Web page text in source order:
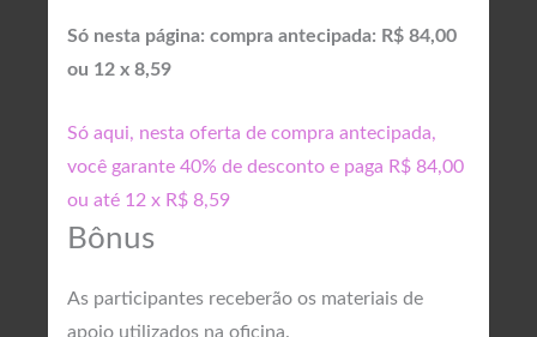
Só nesta página: compra antecipada: R$ 84,00
ou 12 x 8,59
Só aqui, nesta oferta de compra antecipada,
você garante 40% de desconto e paga R$ 84,00
ou até 12 x R$ 8,59
Bônus
As participantes receberão os materiais de
apoio utilizados na oficina.